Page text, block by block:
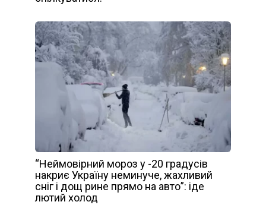
“Неймовірний мороз у -20 градусів
накриє Україну неминуче, жахливий
сніг і дощ рине прямо на авто”: іде
лютий холод